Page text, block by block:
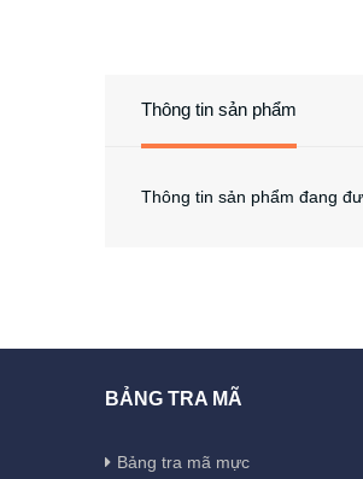
Thông tin sản phẩm
Thông tin sản phẩm đang
BẢNG TRA MÃ
Bảng tra mã mực